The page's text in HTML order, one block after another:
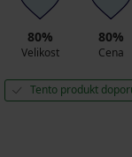
80%
Velikost
80%
Cena
Tento produkt